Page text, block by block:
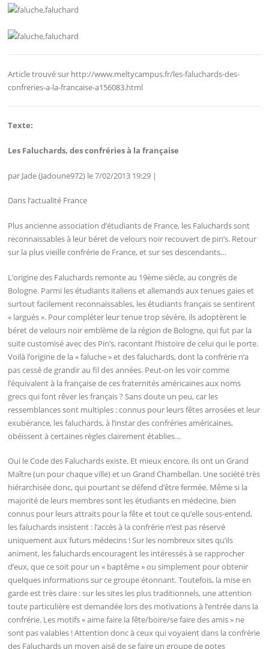
Article trouvé sur http://www.meltycampus.fr/les-faluchards-des-
confreries-a-la-francaise-a156083.html
Texte:
Les Faluchards, des confréries à la française
par Jade (Jadoune972) le 7/02/2013 19:29 |
Dans l’actualité France
Plus ancienne association d’étudiants de France, les Faluchards sont
reconnaissables à leur béret de velours noir recouvert de pin’s. Retour
sur la plus vieille confrérie de France, et sur ses descendants…
L’origine des Faluchards remonte au 19ème siècle, au congrès de
Bologne. Parmi les étudiants italiens et allemands aux tenues gaies et
surtout facilement reconnaissables, les étudiants français se sentirent
« largués ». Pour compléter leur tenue trop sévère, ils adoptèrent le
béret de velours noir emblème de la région de Bologne, qui fut par la
suite customisé avec des Pin’s, racontant l’histoire de celui qui le porte.
Voilà l’origine de la « faluche » et des faluchards, dont la confrérie n’a
pas cessé de grandir au fil des années. Peut-on les voir comme
l’équivalent à la française de ces fraternités américaines aux noms
grecs qui font rêver les français ? Sans doute un peu, car les
ressemblances sont multiples : connus pour leurs fêtes arrosées et leur
exubérance, les faluchards, à l’instar des confréries américaines,
obéissent à certaines règles clairement établies…
Oui le Code des Faluchards existe. Et mieux encore, ils ont un Grand
Maître (un pour chaque ville) et un Grand Chambellan. Une société très
hiérarchisée donc, qui pourtant se défend d’être fermée. Même si la
majorité de leurs membres sont les étudiants en médecine, bien
connus pour leurs attraits pour la fête et tout ce qu’elle sous-entend,
les faluchards insistent : l’accès à la confrérie n’est pas réservé
uniquement aux futurs médecins ! Sur les nombreux sites qu’ils
animent, les faluchards encouragent les intéressés à se rapprocher
d’eux, que ce soit pour un « baptême » ou simplement pour obtenir
quelques informations sur ce groupe étonnant. Toutefois, la mise en
garde est très claire : sur les sites les plus traditionnels, une attention
toute particulière est demandée lors des motivations à l’entrée dans la
confrérie. Les motifs « aime faire la fête/boire/se faire des amis » ne
sont pas valables ! Attention donc à ceux qui voyaient dans la confrérie
des Faluchards un moyen aisé de se faire un groupe de potes